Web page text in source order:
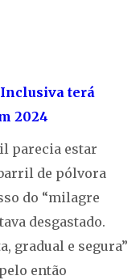
terá
2024
parecia estar
de pólvora
do “milagre
desgastado.
gradual e segura”
então